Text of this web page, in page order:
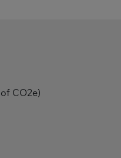
CO2e)